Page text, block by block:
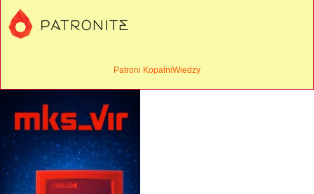
Patroni KopalniWiedzy